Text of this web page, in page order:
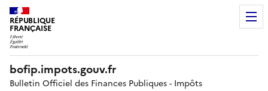
RÉPUBLIQUE
FRANÇAISE
bofip.impots.gouv.fr
Bulletin Officiel des Finances Publiques - Impôts